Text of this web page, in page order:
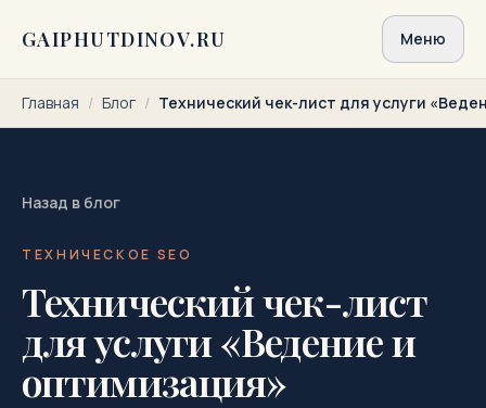
GAIPHUTDINOV.RU Меню
Главная / Блог / Технический чек-лист для услуги
Назад в блог
ТЕХНИЧЕСКОЕ SEO
Технический чек-лист
для услуги «Ведение и
оптимизация»